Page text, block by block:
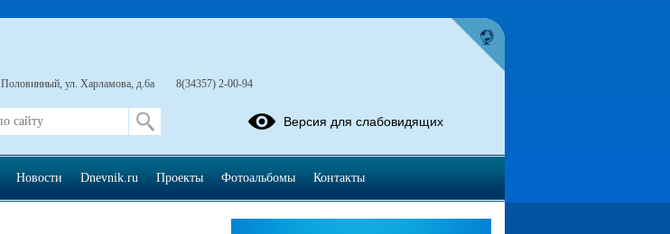
Половинный, ул. Харламова, д.6а 8(34357) 2-00-94
Версия для слабовидящих
Новости Dnevnik.ru Проекты Фотоальбомы Контакты